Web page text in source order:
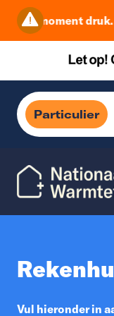
dit moment druk.
Particulier
Vul hieronder in